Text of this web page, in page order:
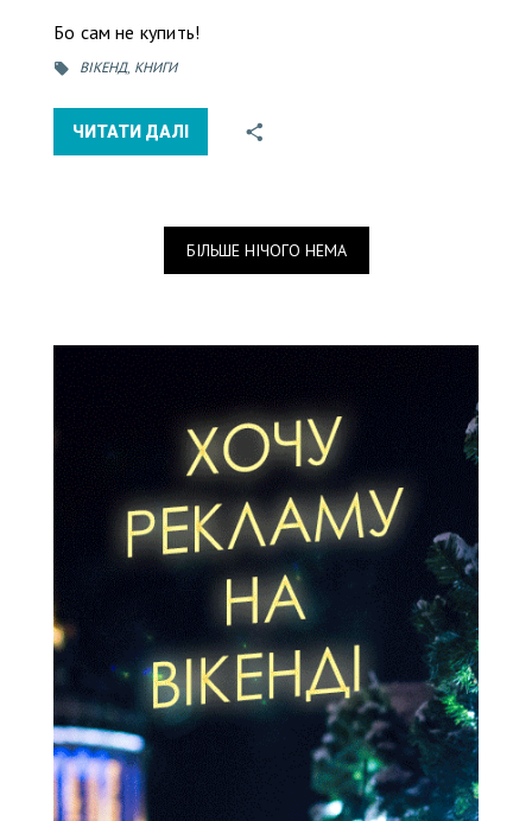
Бо сам не купить!
ВІКЕНД, КНИГИ
ЧИТАТИ ДАЛІ
БІЛЬШЕ НІЧОГО НЕМА